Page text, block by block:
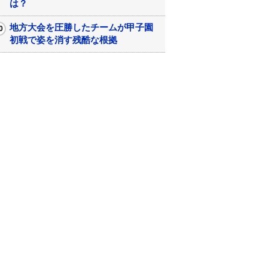
は？
地方大会を圧勝したチームが甲子園
初戦で姿を消す残酷な根拠